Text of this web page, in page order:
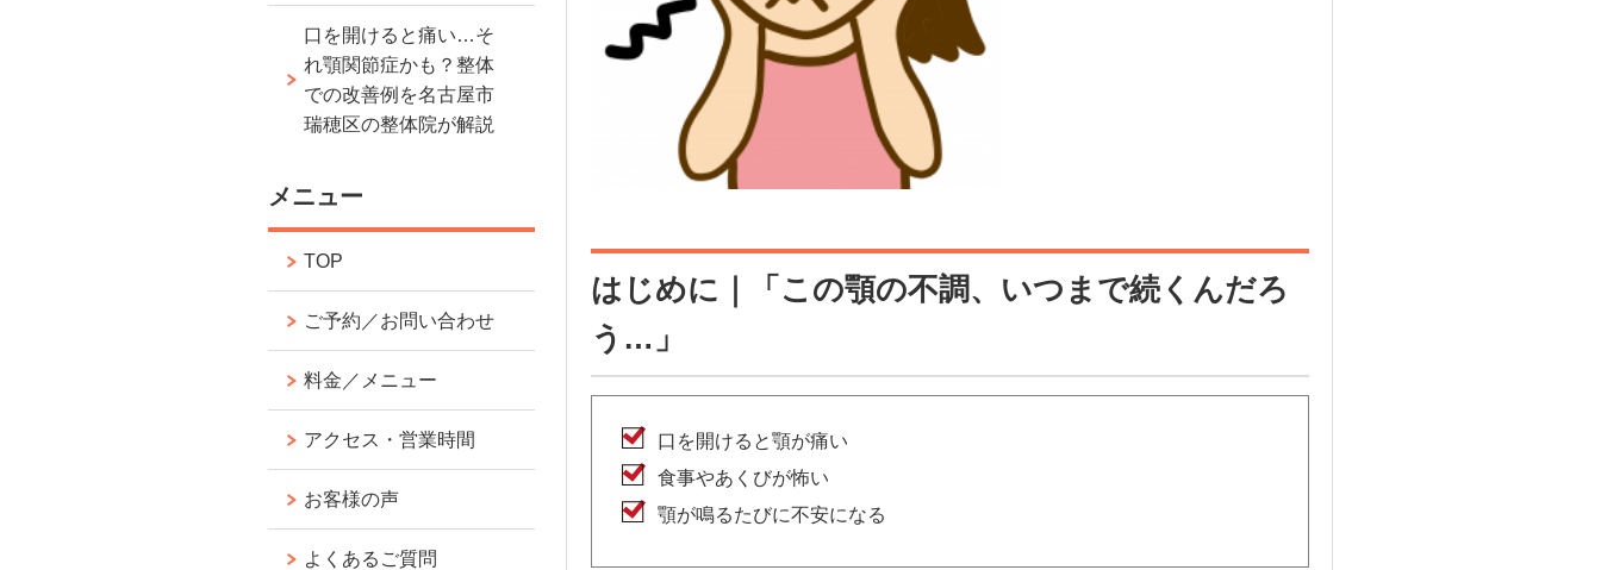
はじめに｜「この顎の不調、いつまで続くんだろ
う…」
口を開けると顎が痛い
食事やあくびが怖い
顎が鳴るたびに不安になる
口を開けると痛い…そ
れ顎関節症かも？整体
での改善例を名古屋市
瑞穂区の整体院が解説
メニュー
TOP
ご予約／お問い合わせ
料金／メニュー
アクセス・営業時間
お客様の声
よくあるご質問